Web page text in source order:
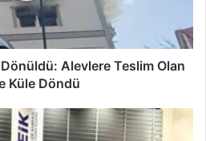
Dönüldü: Alevlere Teslim Olan
Küle Döndü